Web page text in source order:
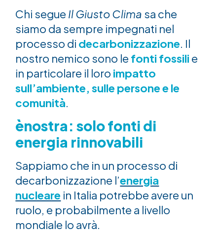
Chi segue Il Giusto Clima sa che
siamo da sempre impegnati nel
processo di decarbonizzazione. Il
nostro nemico sono le fonti fossili e
in particolare il loro impatto
sull’ambiente, sulle persone e le
comunità.
ènostra: solo fonti di
energia rinnovabili
Sappiamo che in un processo di
decarbonizzazione l’energia
nucleare in Italia potrebbe avere un
ruolo, e probabilmente a livello
mondiale lo avrà.